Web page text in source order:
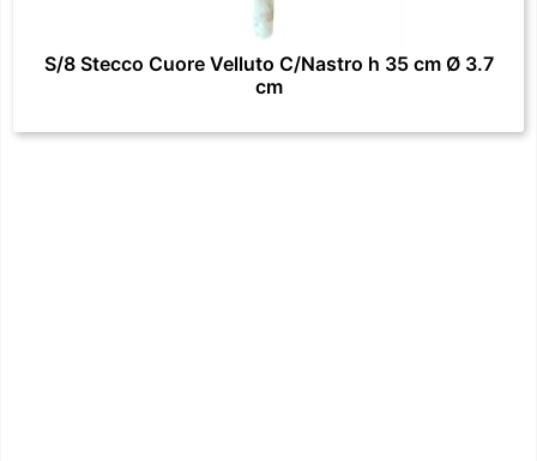
S/8 Stecco Cuore Velluto C/Nastro h 35 cm Ø 3.7
cm